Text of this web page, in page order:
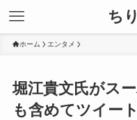
ち
ホーム エンタメ
堀江貴文氏がス
も含めてツイー